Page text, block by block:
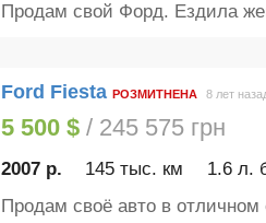
Продам свой Форд. Ездила
Ford Fiesta РОЗМИТНЕНА 8 лет
5 500 $/ 245 575 грн
2007 р. 145 тыс. км 1.6 л.
Продам своё авто в